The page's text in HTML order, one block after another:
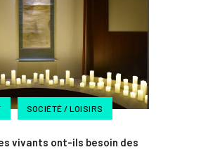
SOCIÉTÉ / LOISIRS
vivants ont-ils besoin des